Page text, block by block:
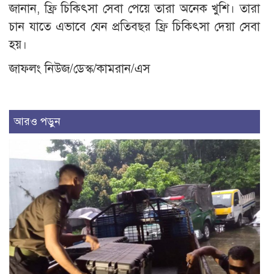
জানান, ফ্রি চিকিৎসা সেবা পেয়ে তারা অনেক খুশি। তারা
চান যাতে এভাবে যেন প্রতিবছর ফ্রি চিকিৎসা দেয়া সেবা
হয়।
জাফলং নিউজ/ডেস্ক/কামরান/এস
আরও পড়ুন